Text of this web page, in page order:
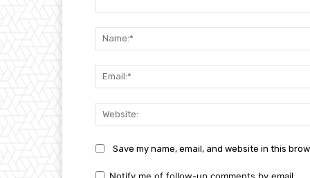
Save my name, email, and website in this
Notify me of follow-up comments by email.